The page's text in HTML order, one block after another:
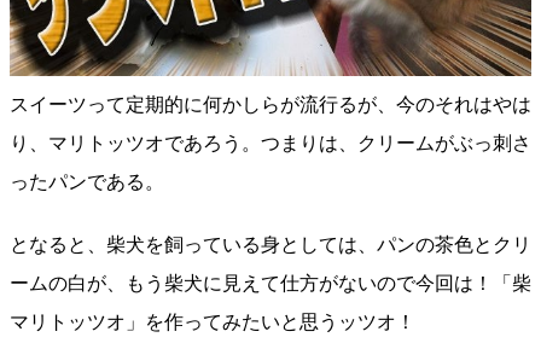
スイーツって定期的に何かしらが流行るが、今のそれはやは
り、マリトッツオであろう。つまりは、クリームがぶっ刺さ
ったパンである。
となると、柴犬を飼っている身としては、パンの茶色とクリ
ームの白が、もう柴犬に見えて仕方がないので今回は！「柴
マリトッツオ」を作ってみたいと思うッツオ！